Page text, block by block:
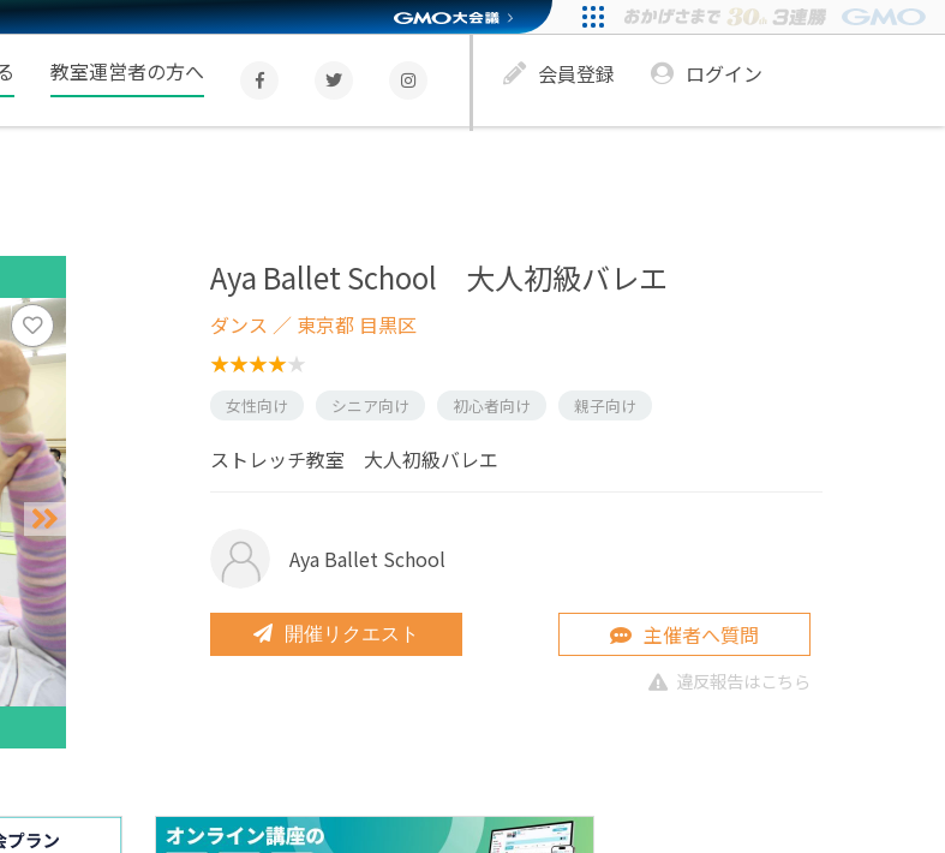
教室運営者の方へ 会員登録 ログイン
Aya Ballet School 大人初級バレエ
ダンス ／ 東京都 目黒区
女性向け シニア向け 初心者向け 親子向け
ストレッチ教室 大人初級バレエ
Aya Ballet School
開催リクエスト 主催者へ質問
違反報告はこちら